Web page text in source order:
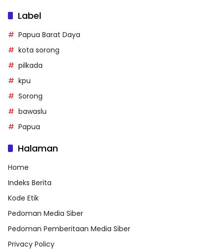
Label
Papua Barat Daya
kota sorong
pilkada
kpu
Sorong
bawaslu
Papua
Halaman
Home
Indeks Berita
Kode Etik
Pedoman Media Siber
Pedoman Pemberitaan Media Siber
Privacy Policy